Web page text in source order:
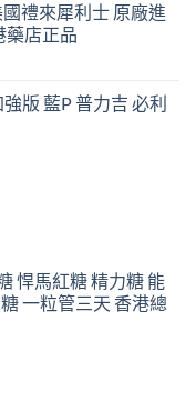
禮來犀利士 原廠進
藥店正品
版 藍P 普力吉 必利
悍馬紅糖 精力糖 能
一粒管三天 香港總